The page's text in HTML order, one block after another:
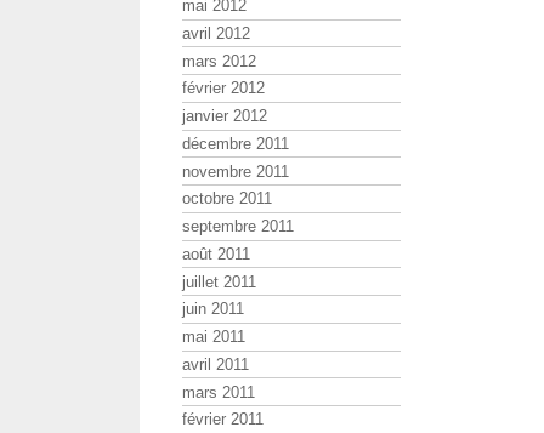
mai 2012
avril 2012
mars 2012
février 2012
janvier 2012
décembre 2011
novembre 2011
octobre 2011
septembre 2011
août 2011
juillet 2011
juin 2011
mai 2011
avril 2011
mars 2011
février 2011